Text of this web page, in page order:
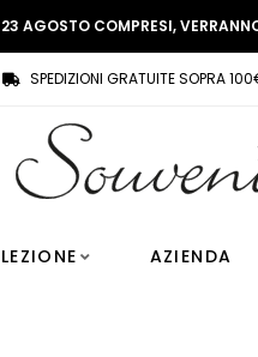
AGOSTO COMPRESI,
SPEDIZIONI GRATUITE SOPRA
AZIENDA